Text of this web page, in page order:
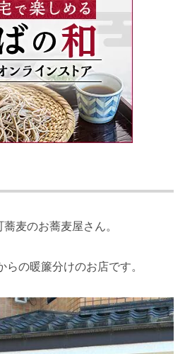
麦のお蕎麦屋さん。
らの暖簾分けのお店です。